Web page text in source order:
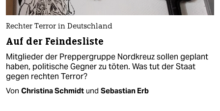
Rechter Terror in Deutschland
Auf der Feindesliste
Mitglieder der Preppergruppe Nordkreuz sollen geplant
haben, politische Gegner zu töten. Was tut der Staat
gegen rechten Terror?
Von Christina Schmidt und Sebastian Erb